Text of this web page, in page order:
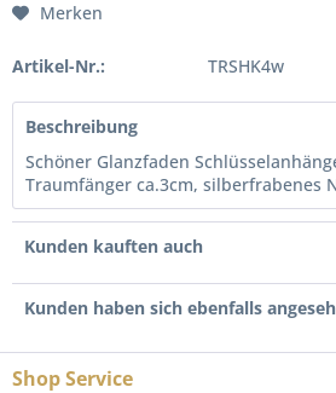
Merken
Artikel-Nr.: TRSHK4w
Beschreibung
Schöner Glanzfaden
Traumfänger ca.3cm, silberfrabenes
Kunden kauften auch
Kunden haben sich ebenfalls
Shop Service